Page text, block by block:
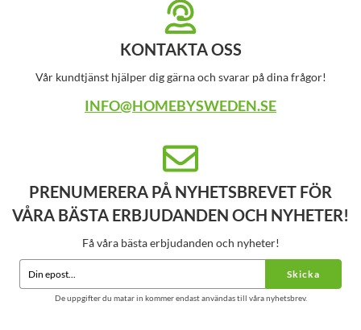
KONTAKTA OSS
Vår kundtjänst hjälper dig gärna och svarar på dina frågor!
INFO@HOMEBYSWEDEN.SE
PRENUMERERA PÅ NYHETSBREVET FÖR
VÅRA BÄSTA ERBJUDANDEN OCH NYHETER!
Få våra bästa erbjudanden och nyheter!
Skicka
De uppgifter du matar in kommer endast användas till våra nyhetsbrev.